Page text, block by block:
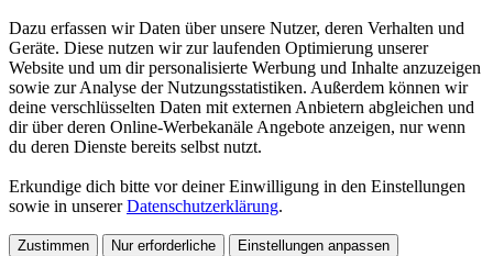
Dazu erfassen wir Daten über unsere Nutzer, deren Verhalten und
Geräte. Diese nutzen wir zur laufenden Optimierung unserer
Website und um dir personalisierte Werbung und Inhalte anzuzeigen
sowie zur Analyse der Nutzungsstatistiken. Außerdem können wir
deine verschlüsselten Daten mit externen Anbietern abgleichen und
dir über deren Online-Werbekanäle Angebote anzeigen, nur wenn
du deren Dienste bereits selbst nutzt.
Erkundige dich bitte vor deiner Einwilligung in den Einstellungen
sowie in unsererDatenschutzerklärung.
Zustimmen Nur erforderliche Einstellungen anpassen